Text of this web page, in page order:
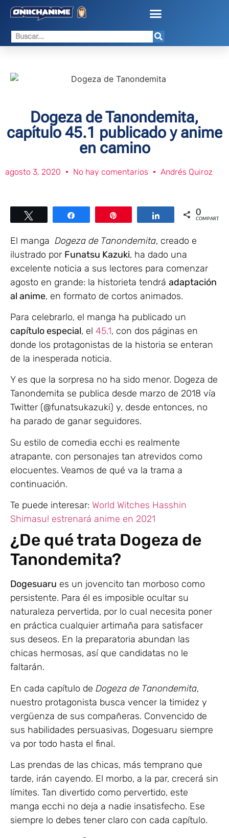
Dogeza de Tanondemita,
capítulo 45.1 publicado y anime
en camino
agosto 3, 2020 No hay comentarios Andrés Quiroz
Compartir Compartir0
COMPARTIR
El manga Dogeza de Tanondemita, creado e
ilustrado por Funatsu Kazuki, ha dado una
excelente noticia a sus lectores para comenzar
agosto en grande: la historieta tendrá adaptación
al anime, en formato de cortos animados.
Para celebrarlo, el manga ha publicado un
capítulo especial, el 45.1, con dos páginas en
donde los protagonistas de la historia se enteran
de la inesperada noticia.
Y es que la sorpresa no ha sido menor. Dogeza de
Tanondemita se publica desde marzo de 2018 vía
Twitter (@funatsukazuki) y, desde entonces, no
ha parado de ganar seguidores.
Su estilo de comedia ecchi es realmente
atrapante, con personajes tan atrevidos como
elocuentes. Veamos de qué va la trama a
continuación.
Te puede interesar: World Witches Hasshin
Shimasu! estrenará anime en 2021
¿De qué trata Dogeza de
Tanondemita?
Dogesuaru es un jovencito tan morboso como
persistente. Para él es imposible ocultar su
naturaleza pervertida, por lo cual necesita poner
en práctica cualquier artimaña para satisfacer
sus deseos. En la preparatoria abundan las
chicas hermosas, así que candidatas no le
faltarán.
En cada capítulo de Dogeza de Tanondemita,
nuestro protagonista busca vencer la timidez y
vergüenza de sus compañeras. Convencido de
sus habilidades persuasivas, Dogesuaru siempre
va por todo hasta el final.
Las prendas de las chicas, más temprano que
tarde, irán cayendo. El morbo, a la par, crecerá sin
límites. Tan divertido como pervertido, este
manga ecchi no deja a nadie insatisfecho. Ese
siempre lo debes tener claro con cada capítulo.